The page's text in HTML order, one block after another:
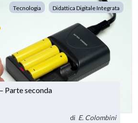
Tecnologia Didattica Digitale Integrata
Parte seconda
di E. Colombini